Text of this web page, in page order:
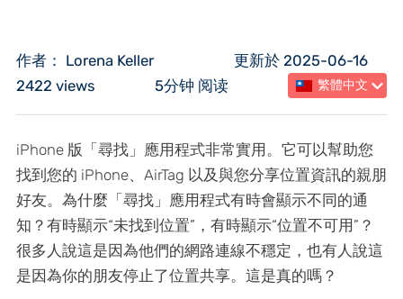
作者： Lorena Keller
更新於 2025-06-16
2422 views
5分钟 阅读 繁體中文
iPhone 版「尋找」應用程式非常實用。它可以幫助您
找到您的 iPhone、AirTag 以及與您分享位置資訊的親朋
好友。為什麼「尋找」應用程式有時會顯示不同的通
知？有時顯示“未找到位置”，有時顯示“位置不可用”？
很多人說這是因為他們的網路連線不穩定，也有人說這
是因為你的朋友停止了位置共享。這是真的嗎？